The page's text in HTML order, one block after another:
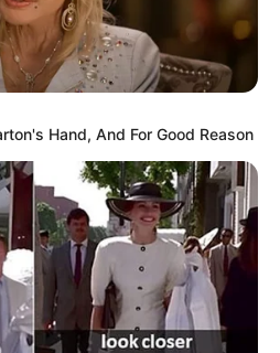
Online &
Auto
Hand, And For Good Reason